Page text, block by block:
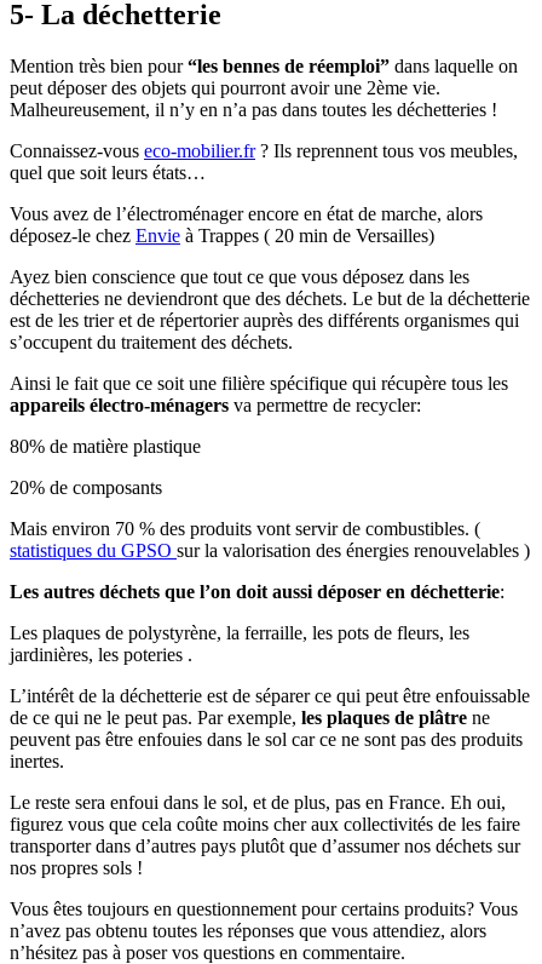
5- La déchetterie
Mention très bien pour“les bennes de réemploi” dans laquelle on
peut déposer des objets qui pourront avoir une 2ème vie.
Malheureusement, il n’y en n’a pas dans toutes les déchetteries !
Connaissez-vous eco-mobilier.fr? Ils reprennent tous vos meubles,
quel que soit leurs états…
Vous avez de l’électroménager encore en état de marche, alors
déposez-le chez Envie à Trappes ( 20 min de Versailles)
Ayez bien conscience que tout ce que vous déposez dans les
déchetteries ne deviendront que des déchets. Le but de la déchetterie
est de les trier et de répertorier auprès des différents organismes qui
s’occupent du traitement des déchets.
Ainsi le fait que ce soit une filière spécifique qui récupère tous les
appareils électro-ménagers va permettre de recycler:
80% de matière plastique
20% de composants
Mais environ 70 % des produits vont servir de combustibles. (
statistiques du GPSO sur la valorisation des énergies renouvelables )
Les autres déchets que l’on doit aussi déposer en déchetterie:
Les plaques de polystyrène, la ferraille, les pots de fleurs, les
jardinières, les poteries .
L’intérêt de la déchetterie est de séparer ce qui peut être enfouissable
de ce qui ne le peut pas. Par exemple, les plaques de plâtre ne
peuvent pas être enfouies dans le sol car ce ne sont pas des produits
inertes.
Le reste sera enfoui dans le sol, et de plus, pas en France. Eh oui,
figurez vous que cela coûte moins cher aux collectivités de les faire
transporter dans d’autres pays plutôt que d’assumer nos déchets sur
nos propres sols !
Vous êtes toujours en questionnement pour certains produits? Vous
n’avez pas obtenu toutes les réponses que vous attendiez, alors
n’hésitez pas à poser vos questions en commentaire.